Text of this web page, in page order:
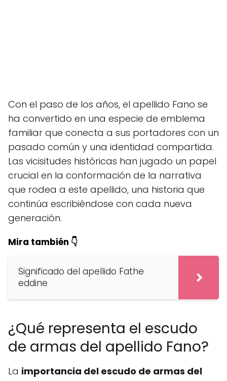
Con el paso de los años, el apellido Fano se
ha convertido en una especie de emblema
familiar que conecta a sus portadores con un
pasado común y una identidad compartida.
Las vicisitudes históricas han jugado un papel
crucial en la conformación de la narrativa
que rodea a este apellido, una historia que
continúa escribiéndose con cada nueva
generación.
Mira también 👇
Significado del apellido Fathe
eddine
¿Qué representa el escudo
de armas del apellido Fano?
La importancia del escudo de armas del